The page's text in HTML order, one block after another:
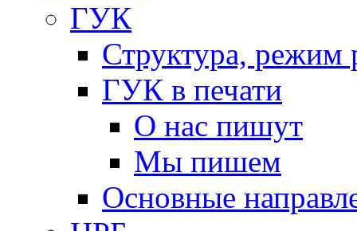
ГУК
Структура, режим
ГУК в печати
О нас пишут
Мы пишем
Основные